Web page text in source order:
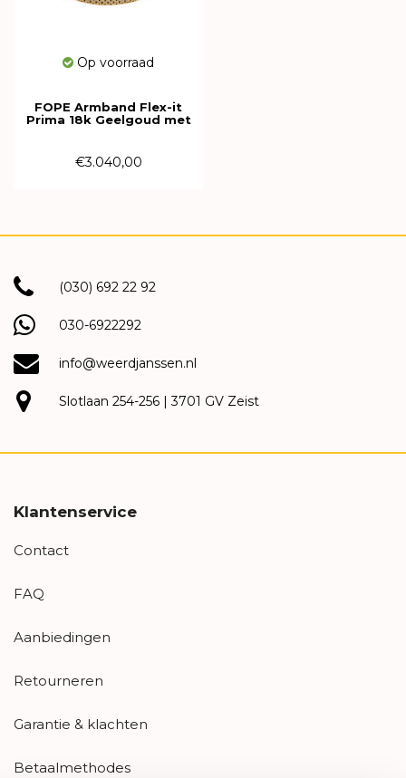
Op voorraad
FOPE Armband Flex-it
Prima 18k Geelgoud met
€3.040,00
(030) 692 22 92
030-6922292
info@weerdjanssen.nl
Slotlaan 254-256 | 3701 GV Zeist
Klantenservice
Contact
FAQ
Aanbiedingen
Retourneren
Garantie & klachten
Betaalmethodes